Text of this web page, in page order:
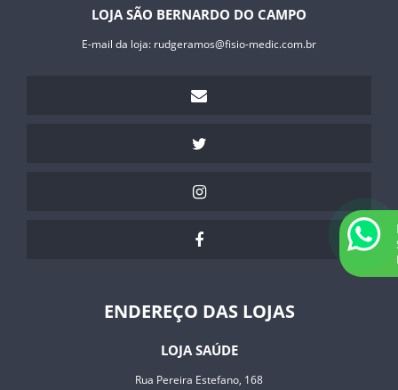
LOJA SÃO BERNARDO DO CAMPO
E-mail da loja: rudgeramos@fisio-medic.com.br
ENDEREÇO DAS LOJAS
LOJA SAÚDE
Rua Pereira Estefano, 168